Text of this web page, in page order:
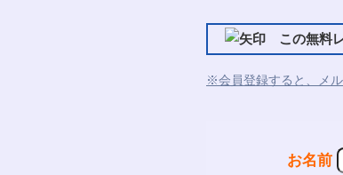
この無料
※会員登録すると、メ
お名前